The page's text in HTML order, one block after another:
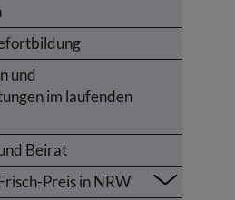
und
im laufenden
Beirat
Preis in NRW